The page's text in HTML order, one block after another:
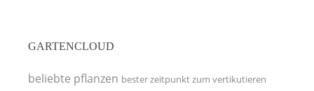
GARTENCLOUD
beliebte pflanzen bester zeitpunkt zum vertikutieren